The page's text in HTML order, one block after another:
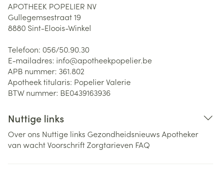
APOTHEEK POPELIER NV
Gullegemsestraat 19
8880 Sint-Eloois-Winkel
Telefoon: 056/50.90.30
E-mailadres: info@apotheekpopelier.be
APB nummer: 361.802
Apotheek titularis: Popelier Valerie
BTW nummer: BE0439163936
Nuttige links
Over ons Nuttige links Gezondheidsnieuws Apotheker
van wachtVoorschriftZorgtarieven FAQ